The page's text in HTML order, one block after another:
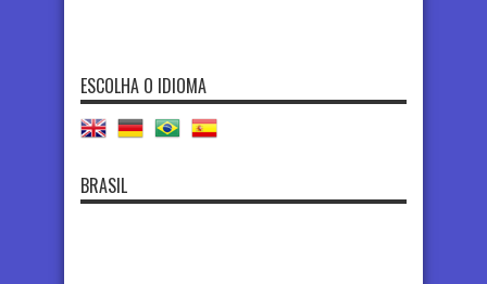
ESCOLHA O IDIOMA
BRASIL